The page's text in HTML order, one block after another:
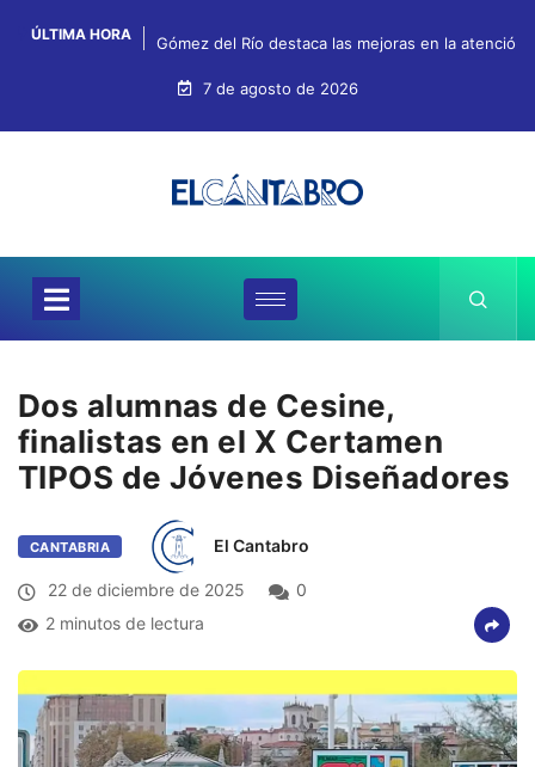
ÚLTIMA HORA Gómez del Río destaca las mejoras en la
7 de agosto de 2026
Dos alumnas de Cesine,
finalistas en el X Certamen
TIPOS de Jóvenes Diseñadores
CANTABRIA El Cantabro
22 de diciembre de 2025
0
2 minutos de lectura